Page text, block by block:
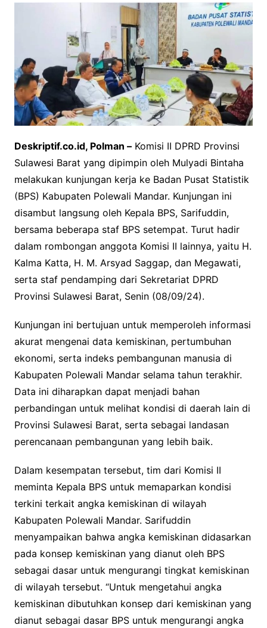
Deskriptif.co.id, Polman –Komisi II DPRD Provinsi
Sulawesi Barat yang dipimpin oleh Mulyadi Bintaha
melakukan kunjungan kerja ke Badan Pusat Statistik
(BPS) Kabupaten Polewali Mandar. Kunjungan ini
disambut langsung oleh Kepala BPS, Sarifuddin,
bersama beberapa staf BPS setempat. Turut hadir
dalam rombongan anggota Komisi II lainnya, yaitu H.
Kalma Katta, H. M. Arsyad Saggap, dan Megawati,
serta staf pendamping dari Sekretariat DPRD
Provinsi Sulawesi Barat, Senin (08/09/24).
Kunjungan ini bertujuan untuk memperoleh informasi
akurat mengenai data kemiskinan, pertumbuhan
ekonomi, serta indeks pembangunan manusia di
Kabupaten Polewali Mandar selama tahun terakhir.
Data ini diharapkan dapat menjadi bahan
perbandingan untuk melihat kondisi di daerah lain di
Provinsi Sulawesi Barat, serta sebagai landasan
perencanaan pembangunan yang lebih baik.
Dalam kesempatan tersebut, tim dari Komisi II
meminta Kepala BPS untuk memaparkan kondisi
terkini terkait angka kemiskinan di wilayah
Kabupaten Polewali Mandar. Sarifuddin
menyampaikan bahwa angka kemiskinan didasarkan
pada konsep kemiskinan yang dianut oleh BPS
sebagai dasar untuk mengurangi tingkat kemiskinan
di wilayah tersebut. “Untuk mengetahui angka
kemiskinan dibutuhkan konsep dari kemiskinan yang
dianut sebagai dasar BPS untuk mengurangi angka